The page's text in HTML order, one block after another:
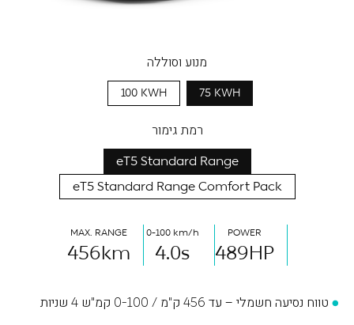
מנוע וסוללה
75 KWH
100 KWH
רמת גימור
eT5 Standard Range
eT5 Standard Range Comfort Pack
POWER
489HP
0-100 km/h
4.0s
MAX. RANGE
456km
טווח נסיעה חשמלי – עד 456 ק"מ / 0-100 קמ"ש 4 שניות